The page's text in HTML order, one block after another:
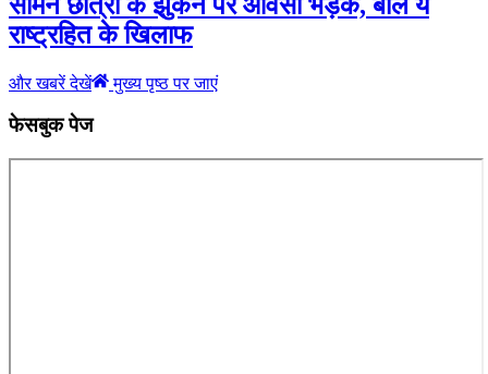
राष्ट्रहित के खिलाफ
और खबरें देखें मुख्य पृष्ठ पर जाएं
फेसबुक पेज